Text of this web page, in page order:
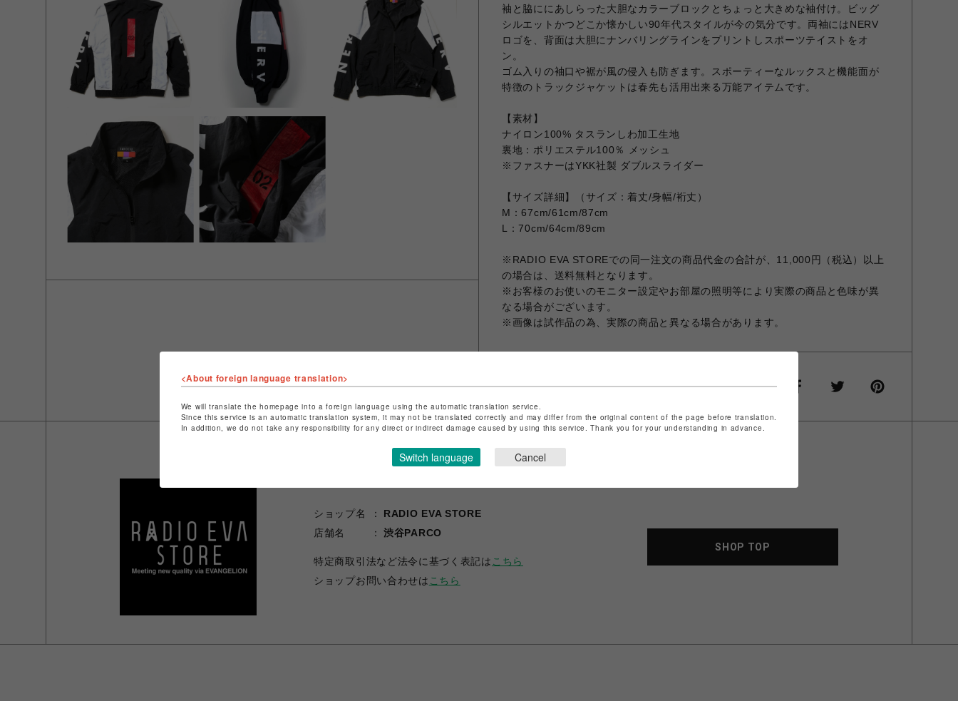
袖と脇ににあしらった大胆なカラーブロックとちょっと大きめな袖付け。ビッグ
シルエットかつどこか懐かしい90年代スタイルが今の気分です。両袖にはNERV
ロゴを、背面は大胆にナンバリングラインをプリントしスポーツテイストをオ
ン。
ゴム入りの袖口や裾が風の侵入も防ぎます。スポーティーなルックスと機能面が
特徴のトラックジャケットは春先も活用出来る万能アイテムです。
【素材】
ナイロン100% タスランしわ加工生地
裏地：ポリエステル100％ メッシュ
※ファスナーはYKK社製 ダブルスライダー
【サイズ詳細】（サイズ：着丈/身幅/裄丈）
M：67cm/61cm/87cm
L：70cm/64cm/89cm
※RADIO EVA STOREでの同一注文の商品代金の合計が、11,000円（税込）以上
の場合は、送料無料となります。
※お客様のお使いのモニター設定やお部屋の照明等により実際の商品と色味が異
なる場合がございます。
※画像は試作品の為、実際の商品と異なる場合があります。
シェアする
ショップ名
RADIO EVA STORE
店舗名
渋谷PARCO
特定商取引法など法令に基づく表記は こちら
ショップお問い合わせは こちら
SHOP TOP
<About foreign language translation>
We will translate the homepage into a foreign language using the automatic translation service.
Since this service is an automatic translation system, it may not be translated correctly and may differ from the original content of the page before translation.
In addition, we do not take any responsibility for any direct or indirect damage caused by using this service. Thank you for your understanding in advance.
Switch language Cancel